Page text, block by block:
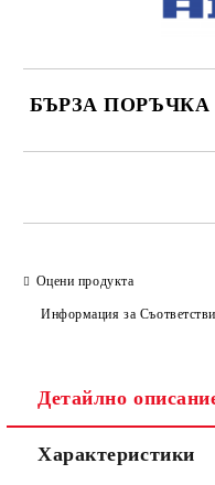
БЪРЗА ПОРЪЧКА
Съгласен съм с
Оцени продукта
Информация за
Детайлно
Характеристики